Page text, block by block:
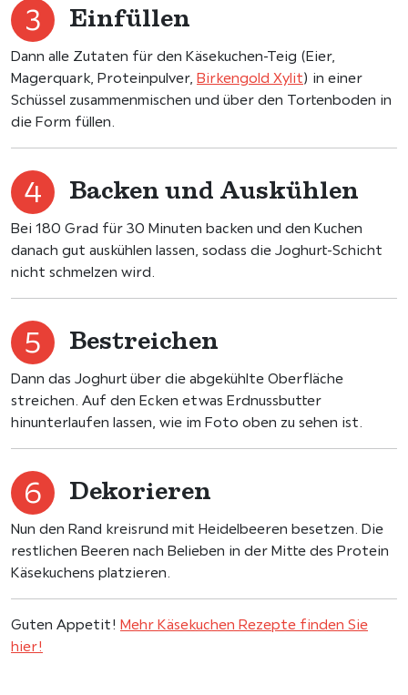
Einfüllen
Dann alle Zutaten für den Käsekuchen-Teig (Eier,
Magerquark, Proteinpulver, Birkengold Xylit) in einer
Schüssel zusammenmischen und über den Tortenboden in
die Form füllen.
Backen und Auskühlen
Bei 180 Grad für 30 Minuten backen und den Kuchen
danach gut auskühlen lassen, sodass die Joghurt-Schicht
nicht schmelzen wird.
Bestreichen
Dann das Joghurt über die abgekühlte Oberﬂäche
streichen. Auf den Ecken etwas Erdnussbutter
hinunterlaufen lassen, wie im Foto oben zu sehen ist.
Dekorieren
Nun den Rand kreisrund mit Heidelbeeren besetzen. Die
restlichen Beeren nach Belieben in der Mitte des Protein
Käsekuchens platzieren.
Guten Appetit! Mehr Käsekuchen Rezepte finden Sie
hier!